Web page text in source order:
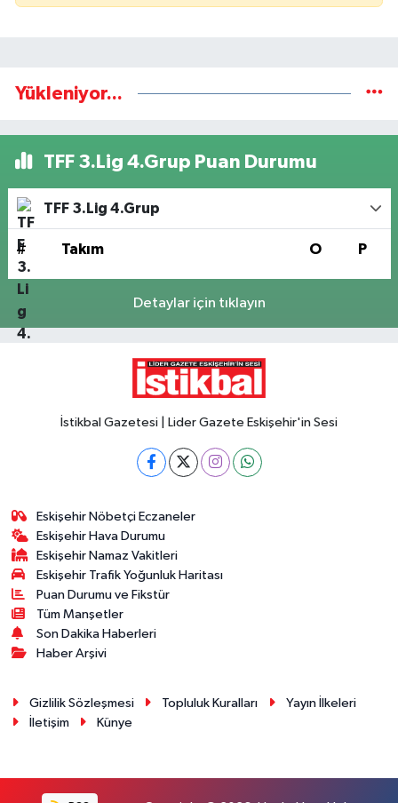
Yükleniyor...
TFF 3.Lig 4.Grup Puan Durumu
TFF 3.Lig 4.Grup
# Takım O P
Detaylar için tıklayın
İstikbal Gazetesi | Lider Gazete Eskişehir'in Sesi
Eskişehir Nöbetçi Eczaneler
Eskişehir Hava Durumu
Eskişehir Namaz Vakitleri
Eskişehir Trafik Yoğunluk Haritası
Puan Durumu ve Fikstür
Tüm Manşetler
Son Dakika Haberleri
Haber Arşivi
Gizlilik Sözleşmesi Topluluk Kuralları
Yayın İlkeleri
İletişim
Künye